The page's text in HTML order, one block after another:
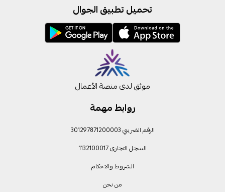
روابط مهمة
الرقم الضريبي 301297871200003
السجل التجاري 1132100017
الشروط والاحكام
من نحن
تحميل تطبيق الجوال
موثق لدى منصة الأعمال